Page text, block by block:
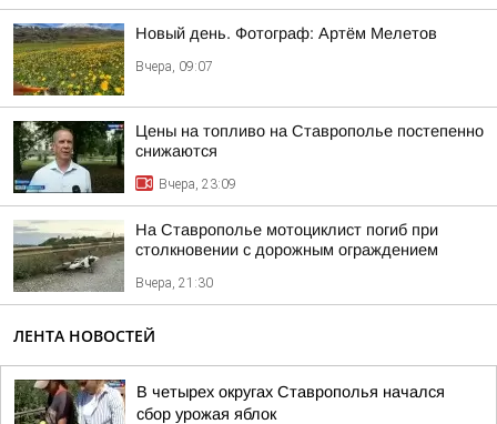
Новый день. Фотограф: Артём Мелетов
Вчера, 09:07
Цены на топливо на Ставрополье постепенно
снижаются
Вчера, 23:09
На Ставрополье мотоциклист погиб при
столкновении с дорожным ограждением
Вчера, 21:30
ЛЕНТА НОВОСТЕЙ
В четырех округах Ставрополья начался
сбор урожая яблок